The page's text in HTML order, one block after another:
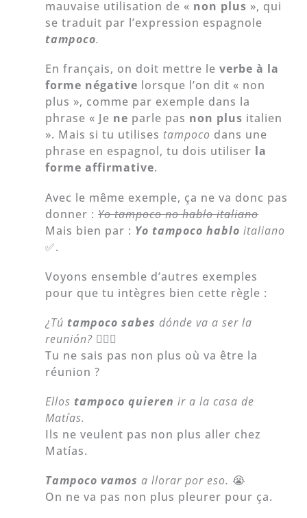
mauvaise utilisation de « non plus », qui
se traduit par l’expression espagnole
tampoco.
En français, on doit mettre leverbe à la
forme négative lorsque l’on dit « non
plus », comme par exemple dans la
phrase « Je ne parle pas non plus italien
». Mais si tu utilises tampoco dans une
phrase en espagnol, tu dois utiliser la
forme affirmative.
Avec le même exemple, ça ne va donc pas
donner :Yo tampocono hablo italiano
Mais bien par : Yo tampoco hablo italiano
✅.
Voyons ensemble d’autres exemples
pour que tu intègres bien cette règle :
¿Tú tampoco sabes dónde va a ser la
reunión? 🤷🏻‍♂️
Tu ne sais pas non plus où va être la
réunion ?
Ellos tampoco quieren ir a la casa de
Matías.
Ils ne veulent pas non plus aller chez
Matías.
Tampoco vamos a llorar por eso. 😭
On ne va pas non plus pleurer pour ça.